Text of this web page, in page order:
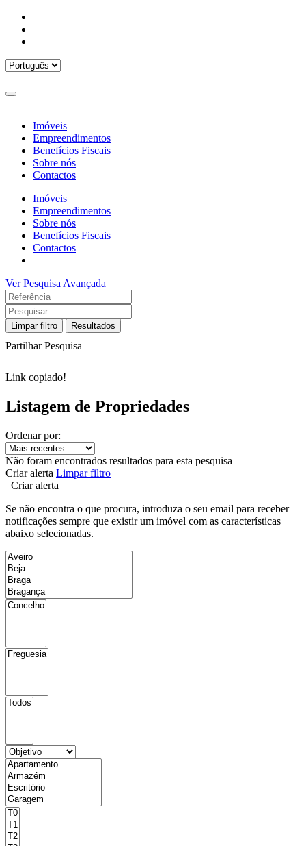
Imóveis
Empreendimentos
Benefícios Fiscais
Sobre nós
Contactos
Imóveis
Empreendimentos
Sobre nós
Benefícios Fiscais
Contactos
Ver Pesquisa Avançada
Limpar filtro Resultados
Partilhar Pesquisa
Link copiado!
Listagem de Propriedades
Ordenar por:
Não foram encontrados resultados para esta pesquisa
Criar alerta Limpar filtro
Criar alerta
Se não encontra o que procura, introduza o seu email para receber
notificações sempre que existir um imóvel com as características
abaixo selecionadas.